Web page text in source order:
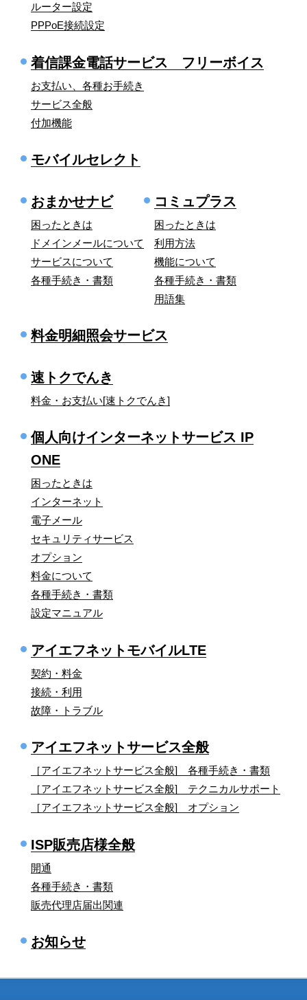
ルーター設定
PPPoE接続設定
着信課金電話サービス フリーボイス
お支払い、各種お手続き
サービス全般
付加機能
モバイルセレクト
おまかせナビ
困ったときは
ドメインメールについて
サービスについて
各種手続き・書類
コミュプラス
困ったときは
利用方法
機能について
各種手続き・書類
用語集
料金明細照会サービス
速トクでんき
料金・お支払い[速トクでんき]
個人向けインターネットサービス IP
ONE
困ったときは
インターネット
電子メール
セキュリティサービス
オプション
料金について
各種手続き・書類
設定マニュアル
アイエフネットモバイルLTE
契約・料金
接続・利用
故障・トラブル
アイエフネットサービス全般
［アイエフネットサービス全般] 各種手続き・書類
［アイエフネットサービス全般] テクニカルサポート
［アイエフネットサービス全般] オプション
ISP販売店様全般
開通
各種手続き・書類
販売代理店届出関連
お知らせ